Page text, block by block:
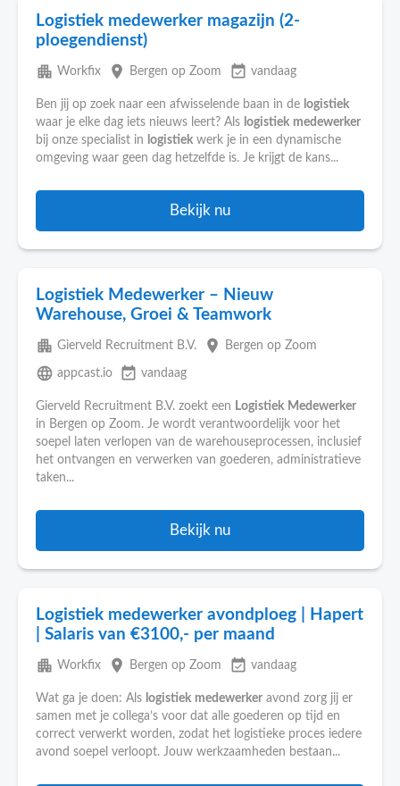
Logistiek medewerker magazijn (2-
ploegendienst)
apartment Workfix place Bergen op Zoom event_available vandaag
Ben jij op zoek naar een afwisselende baan in de logistiek
waar je elke dag iets nieuws leert? Als logistiek medewerker
bij onze specialist in logistiek werk je in een dynamische
omgeving waar geen dag hetzelfde is. Je krijgt de kans...
Bekijk nu
Logistiek Medewerker – Nieuw
Warehouse, Groei & Teamwork
apartment Gierveld Recruitment B.V. place Bergen op Zoom
language appcast.io event_available vandaag
Gierveld Recruitment B.V. zoekt een Logistiek Medewerker
in Bergen op Zoom. Je wordt verantwoordelijk voor het
soepel laten verlopen van de warehouseprocessen, inclusief
het ontvangen en verwerken van goederen, administratieve
taken...
Bekijk nu
Logistiek medewerker avondploeg | Hapert
| Salaris van €3100,- per maand
apartment Workfix place Bergen op Zoom event_available vandaag
Wat ga je doen: Als logistiek medewerker avond zorg jij er
samen met je collega’s voor dat alle goederen op tijd en
correct verwerkt worden, zodat het logistieke proces iedere
avond soepel verloopt. Jouw werkzaamheden bestaan...